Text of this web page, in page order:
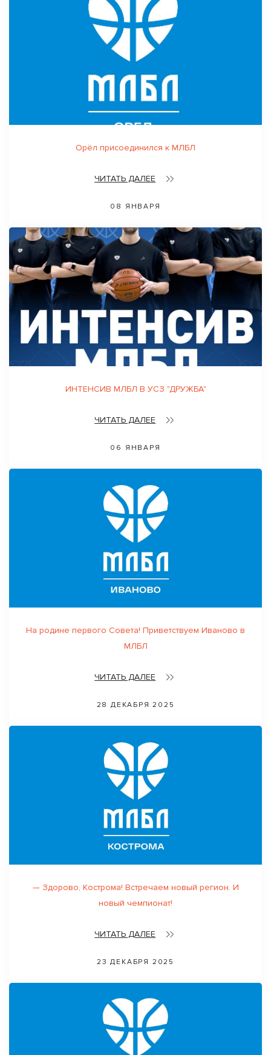
Орёл присоединился к МЛБЛ
ЧИТАТЬ ДАЛЕЕ
08 ЯНВАРЯ
ИНТЕНСИВ МЛБЛ В УСЗ "ДРУЖБА"
ЧИТАТЬ ДАЛЕЕ
06 ЯНВАРЯ
На родине первого Совета! Приветствуем Иваново в
МЛБЛ
ЧИТАТЬ ДАЛЕЕ
28 ДЕКАБРЯ 2025
— Здорово, Кострoма! Встречаем новый регион. И
новый чемпионат!
ЧИТАТЬ ДАЛЕЕ
23 ДЕКАБРЯ 2025